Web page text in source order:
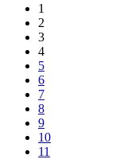
1
2
3
4
5
6
7
8
9
10
11